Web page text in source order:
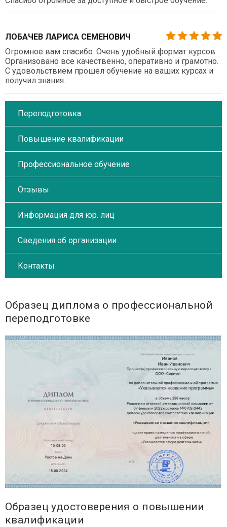
ЛОБАЧЕВ ЛАРИСА СЕМЕНОВИЧ
Огромное вам спасибо. Очень удобный формат курсов.
Организовано все качественно, оперативно и грамотно.
С удовольствием прошел обучение на ваших курсах и
получил знания.
Переподготовка
Повышение квалификации
Профессиональное обучение
Отзывы
Информация для юр. лиц
Сведения об организации
Контакты
Образец диплома о профессиональной
переподготовке
Образец удостоверения о повышении
квалификации